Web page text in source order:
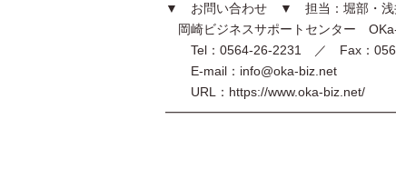
▼ お問い合わせ ▼ 担当：堀部・浅
岡崎ビジネスサポートセンター
Tel：0564-26-2231 ／ Fax：
E-mail：info@oka-biz.net
URL：https://www.oka-biz.net/